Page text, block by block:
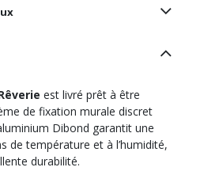
est livré prêt à être
de fixation murale discret
Dibond garantit une
de température et à l’humidité,
durabilité.